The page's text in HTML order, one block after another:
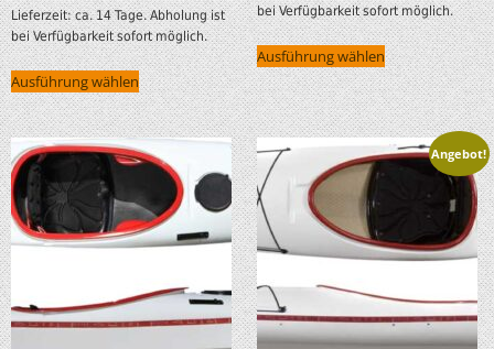
Lieferzeit:ca. 14 Tage. Abholung ist
bei Verfügbarkeit sofort möglich.
Ausführung wählen
bei Verfügbarkeit sofort möglich.
Ausführung wählen
Angebot!